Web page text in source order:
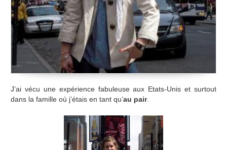
J’ai vécu une expérience fabuleuse aux Etats-Unis et surtout
dans la famille où j’étais en tant qu’au pair.